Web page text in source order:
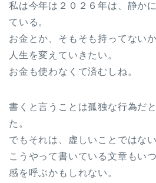
私は今年は２０２６年は、静か
ている。
お金とか、そもそも持ってない
人生を変えていきたい。
お金も使わなくて済むしね。
書くと言うことは孤独な行為だ
た。
でもそれは、虚しいことではな
こうやって書いている文章もい
感を呼ぶかもしれない。